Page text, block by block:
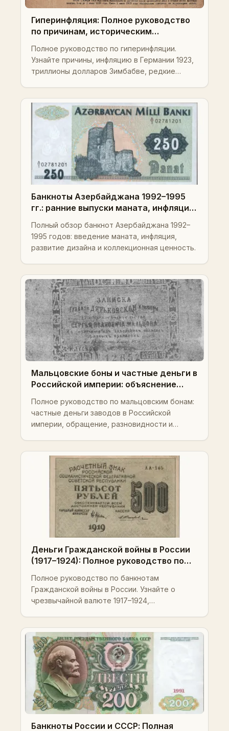
Гиперинфляция: Полное руководство
по причинам, историческим
стоимости и стратегиям
коллекционирования
Полное руководство по гиперинфляции.
Узнайте причины, инфляцию в Германии 1923,
триллионы долларов Зимбабве, редкие
Банкноты Азербайджана 1992–1995
гг.: ранние выпуски маната, инфляция
Полный обзор банкнот Азербайджана 1992–
1995 годов: введение маната, инфляция,
развитие дизайна и коллекционная ценность.
Мальцовские боны и частные деньги в
Российской империи: объяснение
Полное руководство по мальцовским бонам:
частные деньги заводов в Российской
империи, обращение, разновидности и
Деньги Гражданской войны в России
(1917–1924): Полное руководство по
гиперинфляции, региональным
выпускам, стоимости, Pick-номерам и
продвинутым стратегиям
коллекционирования
Полное руководство по банкнотам
Гражданской войны в России. Узнайте о
чрезвычайной валюте 1917–1924,
профессиональных стратегиях
коллекционирования.
Банкноты России и СССР: Полная